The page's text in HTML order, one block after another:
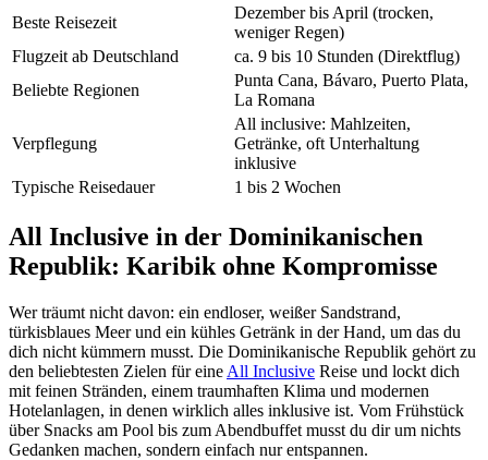
Beste Reisezeit
Dezember bis April (trocken,
weniger Regen)
Flugzeit ab Deutschland
ca. 9 bis 10 Stunden (Direktflug)
Beliebte Regionen
Punta Cana, Bávaro, Puerto Plata,
La Romana
Verpflegung
All inclusive: Mahlzeiten,
Getränke, oft Unterhaltung
inklusive
Typische Reisedauer
1 bis 2 Wochen
All Inclusive in der Dominikanischen
Republik: Karibik ohne Kompromisse
Wer träumt nicht davon: ein endloser, weißer Sandstrand,
türkisblaues Meer und ein kühles Getränk in der Hand, um das du
dich nicht kümmern musst. Die Dominikanische Republik gehört zu
den beliebtesten Zielen für eine All Inclusive Reise und lockt dich
mit feinen Stränden, einem traumhaften Klima und modernen
Hotelanlagen, in denen wirklich alles inklusive ist. Vom Frühstück
über Snacks am Pool bis zum Abendbuffet musst du dir um nichts
Gedanken machen, sondern einfach nur entspannen.